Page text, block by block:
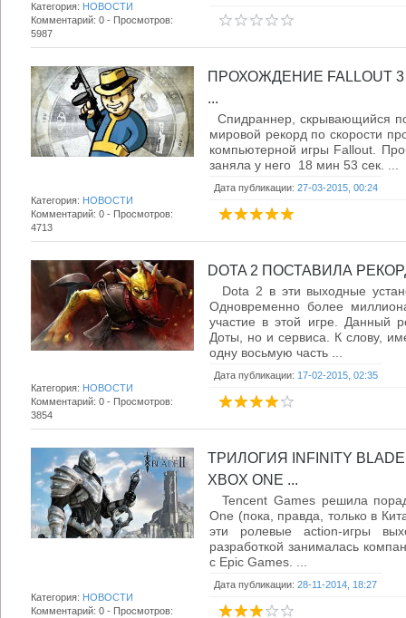
Категория: НОВОСТИ
Комментарий: 0 - Просмотров:
5987
ПРОХОЖДЕНИЕ FALLOUT
...
Спидраннер, скрывающийся
мировой рекорд по скорости
компьютерной игры Fallout.
заняла у него 18 мин 53 сек. ...
Дата публикации: 27-03-2015, 00:24
Категория: НОВОСТИ
Комментарий: 0 - Просмотров:
4713
DOTA 2 ПОСТАВИЛА
Dota 2 в эти выходные
Одновременно более
участие в этой игре. Данный
Доты, но и сервиса. К слову,
одну восьмую часть ...
Дата публикации: 17-02-2015, 02:35
Категория: НОВОСТИ
Комментарий: 0 - Просмотров:
3854
ТРИЛОГИЯ INFINITY
XBOX ONE ...
Tencent Games решила
One (пока, правда, только в
эти ролевые action-игры
разработкой занималась
с Epic Games. ...
Дата публикации: 28-11-2014, 18:27
Категория: НОВОСТИ
Комментарий: 0 - Просмотров: